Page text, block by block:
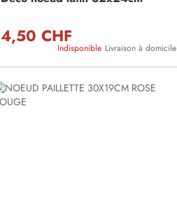
4,50 CHF
Indisponible Livraison à domicile